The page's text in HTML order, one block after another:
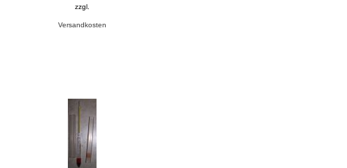
zzgl.
Versandkosten